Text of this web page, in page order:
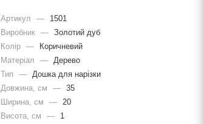
Артикул —
1501
Виробник — Золотий дуб
Колір —
Коричневий
Матеріал
—
Дерево
Тип
—
Дошка для нарізки
Довжина, cм
— 35
Ширина, cм
—
20
Висота, см
—
1